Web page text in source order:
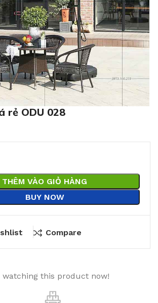
rẻ ODU 028
THÊM VÀO GIỎ HÀNG
BUY NOW
Compare
watching this product now!